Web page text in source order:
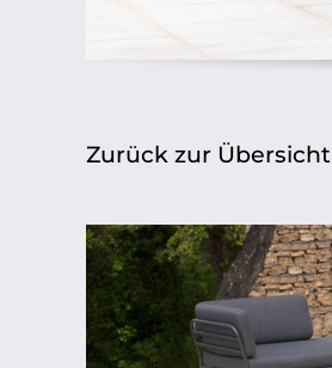
Zurück zur Übersicht